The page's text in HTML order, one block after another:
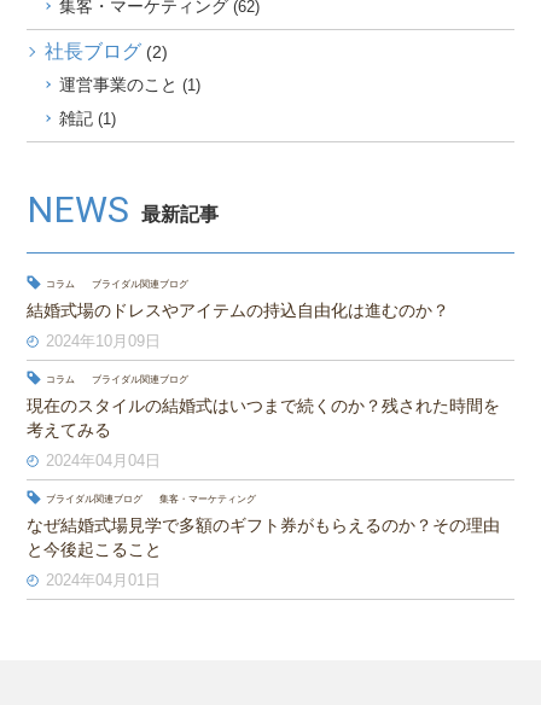
集客・マーケティング(62)
社長ブログ (2)
運営事業のこと (1)
雑記(1)
NEWS 最新記事
コラム ブライダル関連ブログ
結婚式場のドレスやアイテムの持込自由化は進むのか？
2024年10月09日
コラム ブライダル関連ブログ
現在のスタイルの結婚式はいつまで続くのか？残された時間を
考えてみる
2024年04月04日
ブライダル関連ブログ 集客・マーケティング
なぜ結婚式場見学で多額のギフト券がもらえるのか？その理由
と今後起こること
2024年04月01日